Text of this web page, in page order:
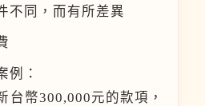
不同，而有所差異
例：
台幣300,000元的款項，